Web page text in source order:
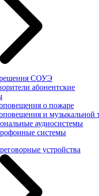
СОУЭ
абонентские
о пожаре
и музыкальной
аудиосистемы
системы
устройства